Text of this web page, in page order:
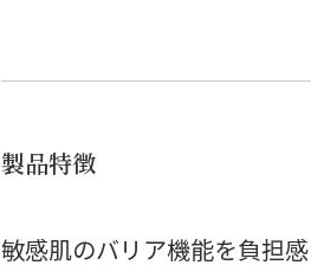
製品特徴
敏感肌のバリア機能を負担